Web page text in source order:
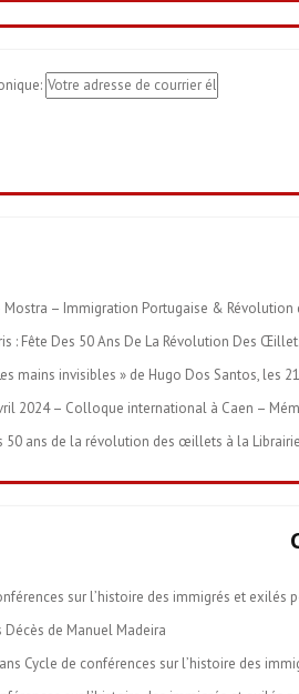
– Immigration Portugaise &
: Fête Des 50 Ans De La Révolution Des
mains invisibles » de Hugo Dos Santos, les
2024 – Colloque international à Caen –
50 ans de la révolution des œillets à la
sur l’histoire des immigrés et exilés
Décès de Manuel Madeira
Cycle de conférences sur l’histoire des